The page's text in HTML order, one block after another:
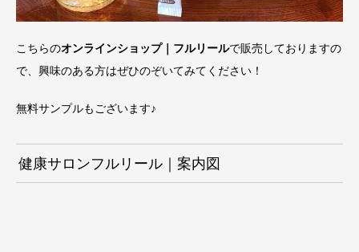
こちらのオンラインショップ｜フルリールで販売しておりますの
で、興味のある方はぜひのぞいてみてください！
無料サンプルもございます♪
健康サロンフルリール｜案内図